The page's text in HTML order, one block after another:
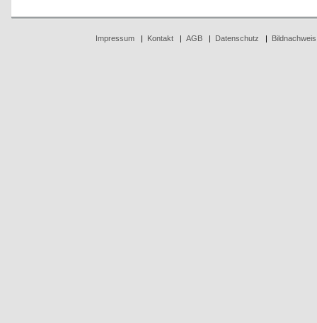
Impressum| Kontakt| AGB| Datenschutz Bildnachweis